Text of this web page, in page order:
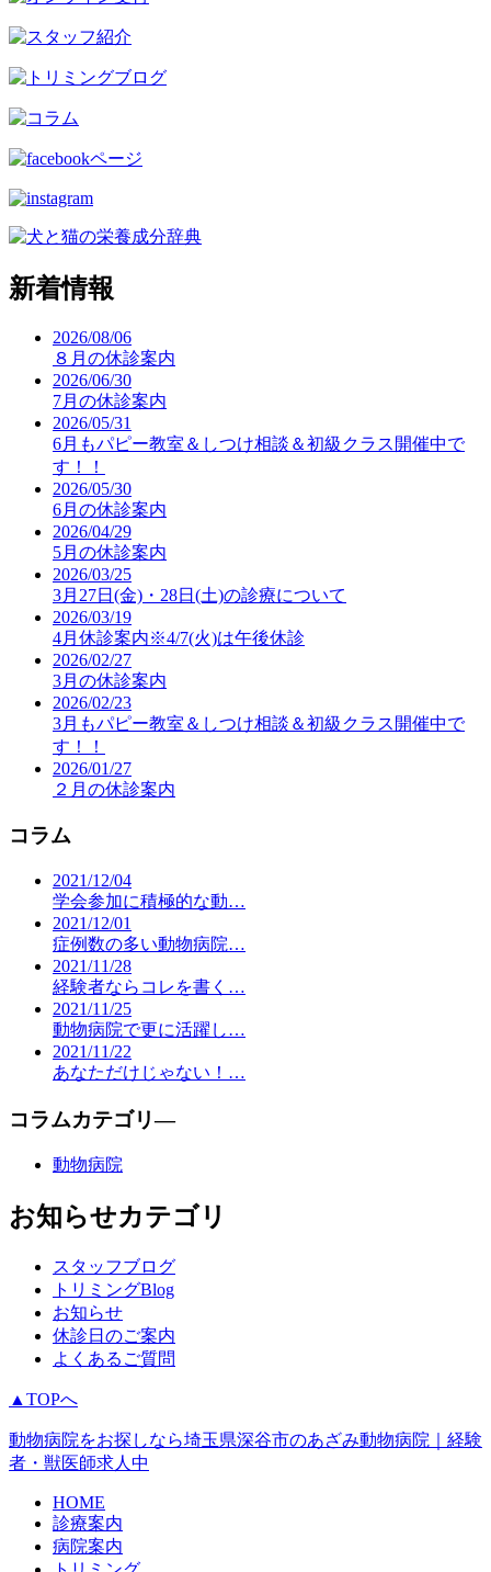
新着情報
2026/08/06
８月の休診案内
2026/06/30
7月の休診案内
2026/05/31
6月もパピー教室＆しつけ相談＆初級クラス開催中で
す！！
2026/05/30
6月の休診案内
2026/04/29
5月の休診案内
2026/03/25
3月27日(金)・28日(土)の診療について
2026/03/19
4月休診案内※4/7(火)は午後休診
2026/02/27
3月の休診案内
2026/02/23
3月もパピー教室＆しつけ相談＆初級クラス開催中で
す！！
2026/01/27
２月の休診案内
コラム
2021/12/04
学会参加に積極的な動…
2021/12/01
症例数の多い動物病院…
2021/11/28
経験者ならコレを書く…
2021/11/25
動物病院で更に活躍し…
2021/11/22
あなただけじゃない！…
コラムカテゴリ―
動物病院
お知らせカテゴリ
スタッフブログ
トリミングBlog
お知らせ
休診日のご案内
よくあるご質問
▲TOPへ
動物病院をお探しなら埼玉県深谷市のあざみ動物病院｜経験
者・獣医師求人中
HOME
診療案内
病院案内